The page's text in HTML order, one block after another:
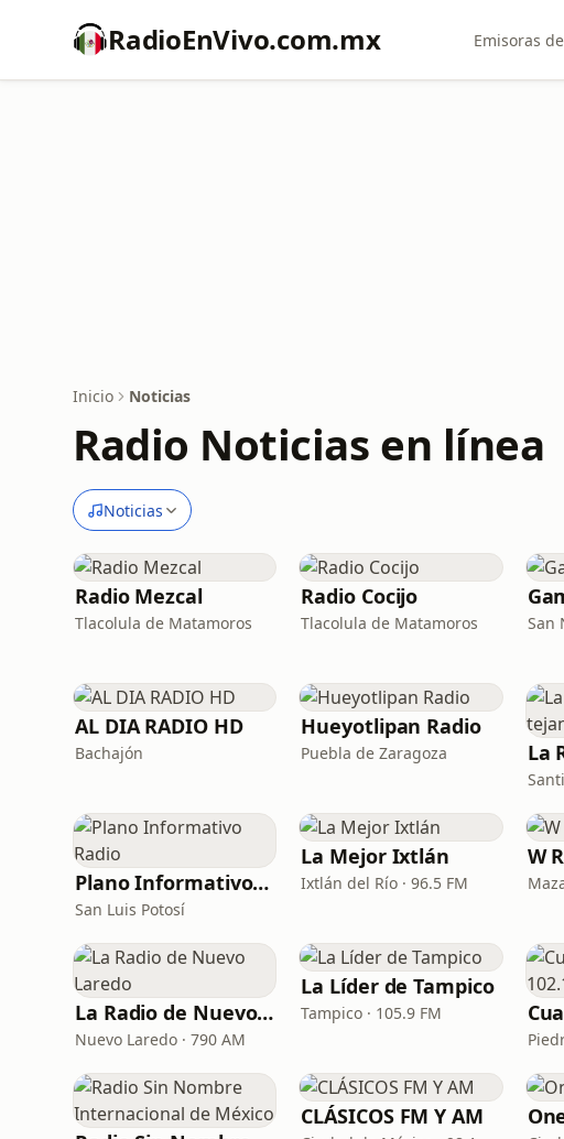
RadioEnVivo.com.mx Emisoras
Inicio Noticias
Radio Noticias en línea
Noticias
Radio Mezcal
Tlacolula de Matamoros
Radio Cocijo
Tlacolula de Matamoros San
AL DIA RADIO HD
Bachajón
Hueyotlipan Radio
Puebla de Zaragoza
Plano Informativo Radio
San Luis Potosí
La Mejor Ixtlán
Ixtlán del Río · 96.5 FM
W
La Radio de Nuevo Laredo
Nuevo Laredo · 790 AM
La Líder de Tampico
Tampico · 105.9 FM
CLÁSICOS FM Y AM